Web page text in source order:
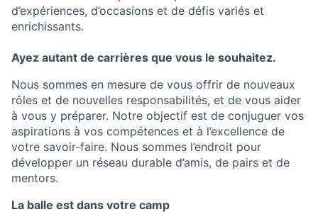
d’expériences, d’occasions et de défis variés et
enrichissants.
Ayez autant de carrières que vous le souhaitez.
Nous sommes en mesure de vous offrir de nouveaux
rôles et de nouvelles responsabilités, et de vous aider
à vous y préparer. Notre objectif est de conjuguer vos
aspirations à vos compétences et à l’excellence de
votre savoir-faire. Nous sommes l’endroit pour
développer un réseau durable d’amis, de pairs et de
mentors.
La balle est dans votre camp